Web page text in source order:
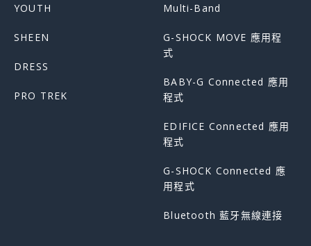
YOUTH
SHEEN
DRESS
PRO TREK
Multi-Band
G-SHOCK MOVE 應用程
式
BABY-G Connected 應用
程式
EDIFICE Connected 應用
程式
G-SHOCK Connected 應
用程式
Bluetooth 藍牙無線連接